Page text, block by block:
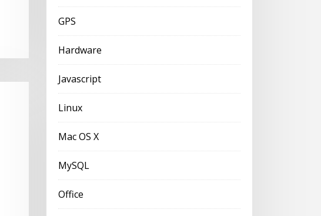
GPS
Hardware
Javascript
Linux
Mac OS X
MySQL
Office